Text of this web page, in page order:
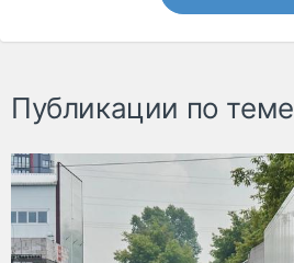
Публикации по теме